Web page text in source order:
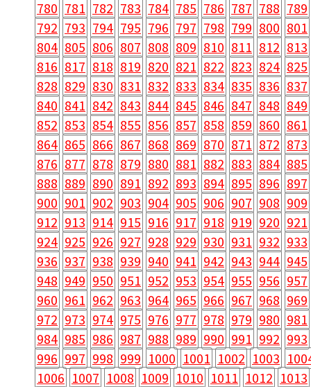
780 781 782 783 784 785 786 787 788 789
792 793 794 795 796 797 798 799 800 801
804 805 806 807 808 809 810 811 812 813
816 817 818 819 820 821 822 823 824 825
828 829 830 831 832 833 834 835 836 837
840 841 842 843 844 845 846 847 848 849
852 853 854 855 856 857 858 859 860 861
864 865 866 867 868 869 870 871 872 873
876 877 878 879 880 881 882 883 884 885
888 889 890 891 892 893 894 895 896 897
900 901 902 903 904 905 906 907 908 909
912 913 914 915 916 917 918 919 920 921
924 925 926 927 928 929 930 931 932 933
936 937 938 939 940 941 942 943 944 945
948 949 950 951 952 953 954 955 956 957
960 961 962 963 964 965 966 967 968 969
972 973 974 975 976 977 978 979 980 981
984 985 986 987 988 989 990 991 992 993
996 997 998 999 1000 1001 1002 1003
1006 1007 1008 1009 1010 1011 1012 1013